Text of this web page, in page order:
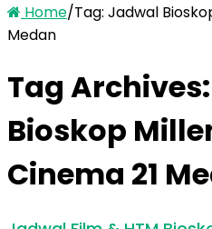
Home/Tag: Jadwal
Medan
Tag Archives:
Bioskop
Cinema 21